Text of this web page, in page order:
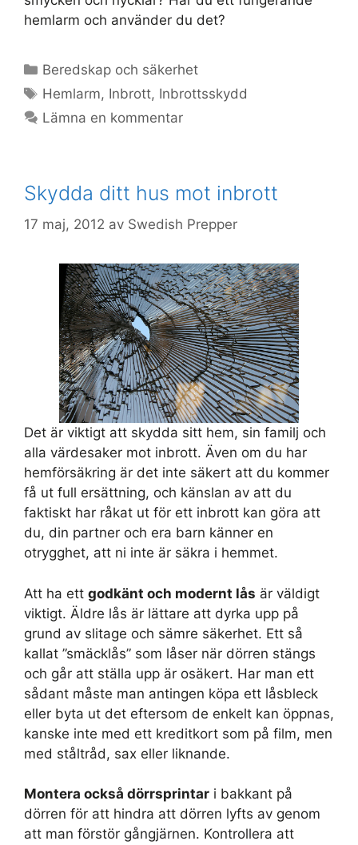
hemlarm och använder du det?
Kategorier
Beredskap och säkerhet
Etiketter
Hemlarm, Inbrott, Inbrottsskydd
Lämna en kommentar
Skydda ditt hus mot inbrott
17 maj, 2012 av Swedish Prepper
Det är viktigt att skydda sitt hem, sin familj och
alla värdesaker mot inbrott. Även om du har
hemförsäkring är det inte säkert att du kommer
få ut full ersättning, och känslan av att du
faktiskt har råkat ut för ett inbrott kan göra att
du, din partner och era barn känner en
otrygghet, att ni inte är säkra i hemmet.
Att ha ett godkänt och modernt lås är väldigt
viktigt. Äldre lås är lättare att dyrka upp på
grund av slitage och sämre säkerhet. Ett så
kallat ”smäcklås” som låser när dörren stängs
och går att ställa upp är osäkert. Har man ett
sådant måste man antingen köpa ett låsbleck
eller byta ut det eftersom de enkelt kan öppnas,
kanske inte med ett kreditkort som på film, men
med ståltråd, sax eller liknande.
Montera också dörrsprintar i bakkant på
dörren för att hindra att dörren lyfts av genom
att man förstör gångjärnen. Kontrollera att